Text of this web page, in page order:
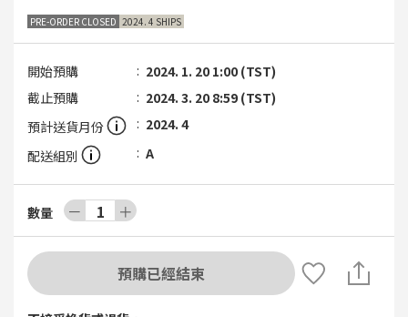
PRE-ORDER CLOSED 2024. 4 SHIPS
開始預購
2024. 1. 20 1:00 (TST)
截止預購
2024. 3. 20 8:59 (TST)
預計送貨月份
2024. 4
配送組別
A
數量 － 1 ＋
預購已經結束